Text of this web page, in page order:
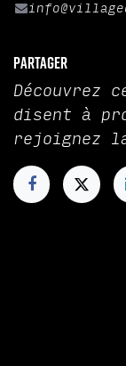
Partager
Découvrez
disent à
rejoignez